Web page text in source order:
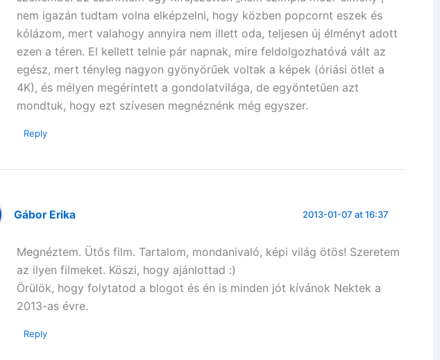
nem igazán tudtam volna elképzelni, hogy közben popcornt eszek és
kólázom, mert valahogy annyira nem illett oda, teljesen új élményt adott
ezen a téren. El kellett telnie pár napnak, mire feldolgozhatóvá vált az
egész, mert tényleg nagyon gyönyörűek voltak a képek (óriási ötlet a
4K), és mélyen megérintett a gondolatvilága, de egyöntetűen azt
mondtuk, hogy ezt szívesen megnéznénk még egyszer.
Reply
Gábor Erika 2013-01-07 at 16:37
Megnéztem. Ütős film. Tartalom, mondanivaló, képi világ ötös! Szeretem
az ilyen filmeket. Köszi, hogy ajánlottad :)
Örülök, hogy folytatod a blogot és én is minden jót kívánok Nektek a
2013-as évre.
Reply